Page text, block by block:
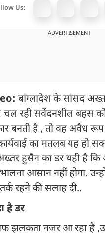
Us:
ADVERTISEMENT
बांग्लादेश के सांसद
चल रही सवेंदनशील बहस
बनती है , तो वह अवैध
का मतलब यह हो
हुसैन का डर यही है
आसान नहीं होगा.
रहने की सलाह दी..
है डर
झलकता नजर आ रहा है